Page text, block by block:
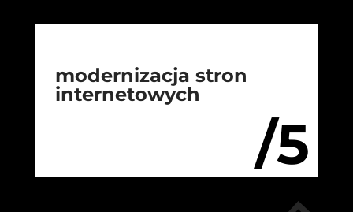
/5
modernizacja stron
internetowych